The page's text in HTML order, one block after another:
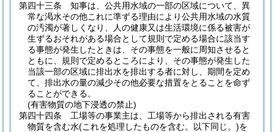
第四十三条
知事は、公共用水域の一部の区域について、異
常な渇水その他これに準ずる理由により公共用水域の水質
の汚濁が著しくなり、人の健康又は生活環境に係る被害が
生ずるおそれがある場合として規則で定める場合に該当す
る事態が発生したときは、その事態を一般に周知させると
ともに、規則で定めるところにより、その事態が発生した
当該一部の区域に排出水を排出する者に対し、期間を定め
て、排出水の量の減少その他必要な措置をとることを命ず
ることができる。
(有害物質の地下浸透の禁止)
第四十四条
工場等の事業主は、工場等から排出される有害
物質を含む水(これを処理したものを含む。以下同じ。)を